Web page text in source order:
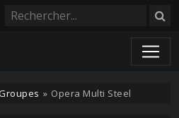
» Opera Multi Steel